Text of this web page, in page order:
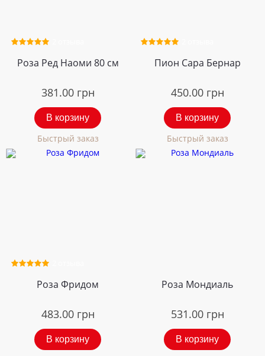
Роза Ред Наоми 80 см
381.00 грн
В корзину
Быстрый заказ
Пион Сара Бернар
450.00 грн
В корзину
Быстрый заказ
Роза Фридом
483.00 грн
В корзину
Роза Мондиаль
531.00 грн
В корзину